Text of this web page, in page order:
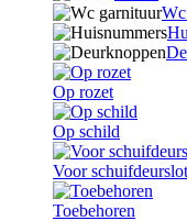
Op rozet
Op schild
Voor schuifdeurslot
Toebehoren